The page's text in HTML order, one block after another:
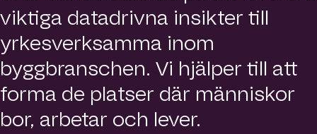
p
e
h
o
e
p
a
Sök
Språk
viktiga datadrivna insikter till
yrkesverksamma inom
byggbranschen. Vi hjälper till att
forma de platser där människor
bor, arbetar och lever.